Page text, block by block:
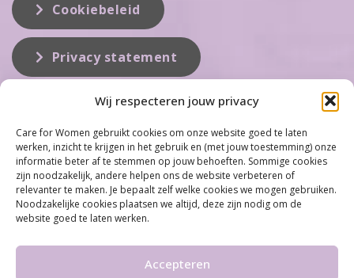
Wij respecteren jouw privacy
Care for Women gebruikt cookies om onze website goed te laten
werken, inzicht te krijgen in het gebruik en (met jouw toestemming) onze
informatie beter af te stemmen op jouw behoeften. Sommige cookies
zijn noodzakelijk, andere helpen ons de website verbeteren of
relevanter te maken. Je bepaalt zelf welke cookies we mogen gebruiken.
Noodzakelijke cookies plaatsen we altijd, deze zijn nodig om de
website goed te laten werken.
Accepteren
Cookiebeleid
Privacy statement
Care for Women is de eerste organisatie die zich inzet op het gebied
van hormonale problemen bij vrouwen. Met ruim 100 locaties
behoort Care for Women tot één van de grootste organisaties op dit
vakgebied...